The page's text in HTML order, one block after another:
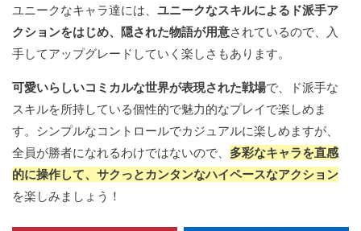
ユニークなキャラ達には、 ユニークなスキルによるド派手ア
クションをはじめ、隠された物語が用意されているので、入
手してアップグレードしていく楽しさもあります。
可愛いらしいコミカルな世界が表現された戦場で、ド派手な
スキルを所持している個性的で魅力的なプレイで楽しめま
す。シンプルなコントロールでカジュアルに楽しめますが、
全員が勝者になれるわけではないので、 多彩なキャラを直感
的に操作して、サクっとカンタンなハイペースなアクション
を楽しみましょう！